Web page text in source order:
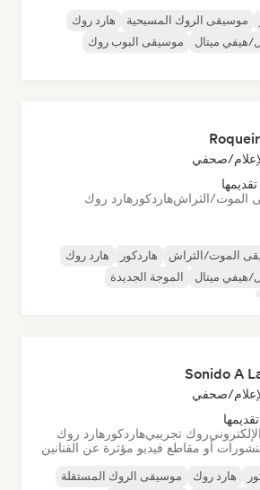
موسيقى الروك المسيحية
هارد روك
هيفي ميتال
موسيقى البوب روك
صحفي
الموت/الثراشهاردكور هارد روك
الموت/الثراش هاردكور
هارد روك
هيفي ميتال
الموجة الجديدة
Sonido A
صحفي
روك تجريبيهاردكور هارد روك
أو مقاطع فيديو مؤثرة عن الفنانين
هارد روك
موسيقى الروك المستقلة